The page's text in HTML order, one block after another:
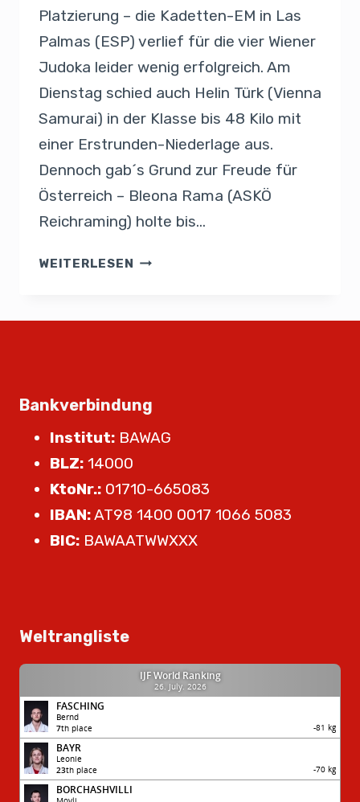
Platzierung – die Kadetten-EM in Las
Palmas (ESP) verlief für die vier Wiener
Judoka leider wenig erfolgreich. Am
Dienstag schied auch Helin Türk (Vienna
Samurai) in der Klasse bis 48 Kilo mit
einer Erstrunden-Niederlage aus.
Dennoch gab´s Grund zur Freude für
Österreich – Bleona Rama (ASKÖ
Reichraming) holte bis…
WEITERLESEN
Bankverbindung
Institut: BAWAG
BLZ: 14000
KtoNr.: 01710-665083
IBAN:AT98 1400 0017 1066 5083
BIC: BAWAATWWXXX
Weltrangliste